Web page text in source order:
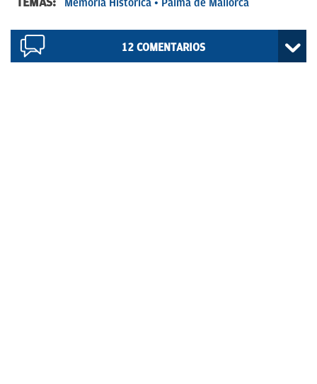
Memoria Histórica Palma de Mallorca
12 COMENTARIOS